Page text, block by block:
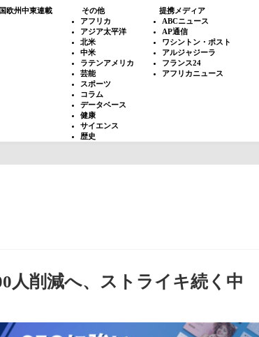
欧州中東連載
その他
アフリカ
アジア太平洋
北米
中米
ラテンアメリカ
芸能
スポーツ
コラム
データベース
健康
サイエンス
歴史
提携メディア
ABCニュース
AP通信
ワシントン・ポスト
アルジャジーラ
フランス24
アフリカニュース
人削減へ、ストライキ続く中